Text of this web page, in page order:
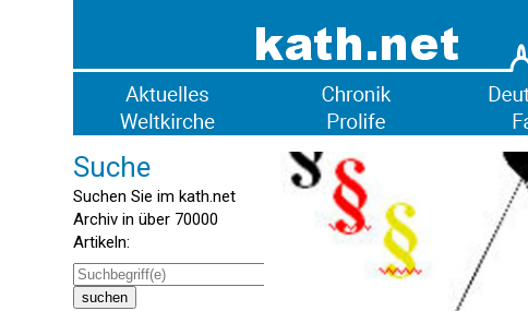
Suche
Suchen Sie im kath.net
Archiv in über 70000
Artikeln: